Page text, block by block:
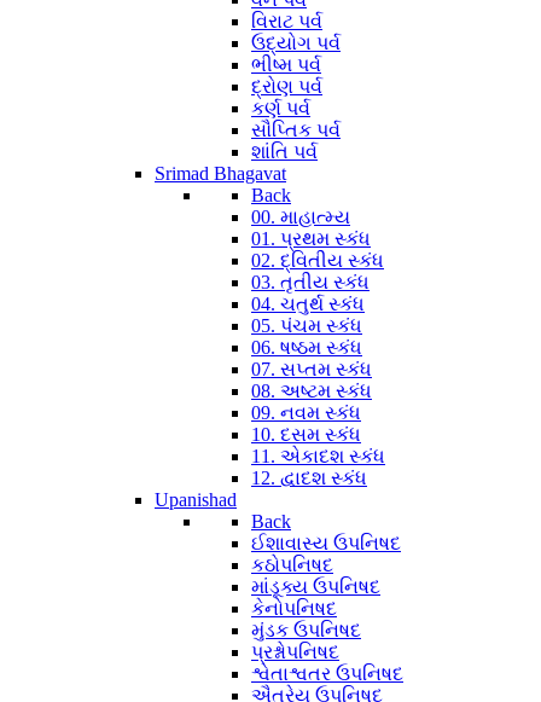
વિરાટ પર્વ
ઉદ્યોગ પર્વ
ભીષ્મ પર્વ
દ્રોણ પર્વ
કર્ણ પર્વ
સૌપ્તિક પર્વ
શાંતિ પર્વ
Srimad Bhagavat
Back
00. માહાત્મ્ય
01. પ્રથમ સ્કંધ
02. દ્વિતીય સ્કંધ
03. તૃતીય સ્કંધ
04. ચતુર્થ સ્કંધ
05. પંચમ સ્કંધ
06. ષષ્ઠમ સ્કંધ
07. સપ્તમ સ્કંધ
08. અષ્ટમ સ્કંધ
09. નવમ સ્કંધ
10. દસમ સ્કંધ
11. એકાદશ સ્કંધ
12. દ્વાદશ સ્કંધ
Upanishad
Back
ઈશાવાસ્ય ઉપનિષદ
કઠોપનિષદ
માંડૂક્ય ઉપનિષદ
કેનોપનિષદ
મુંડક ઉપનિષદ
પ્રશ્નોપનિષદ
શ્વેતાશ્વતર ઉપનિષદ
ઐતરેય ઉપનિષદ